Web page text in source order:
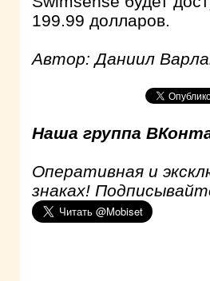
199.99 долларов.
Автор: Даниил
Наша группа
Оперативная и
знаках!